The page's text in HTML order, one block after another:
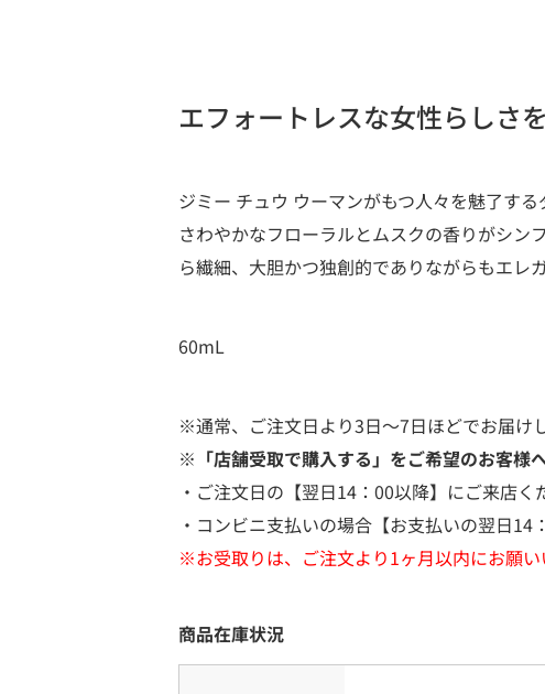
エフォートレスな女性らしさ
ジミー チュウ ウーマンがもつ人々を魅了す
さわやかなフローラルとムスクの香りがシン
ら繊細、大胆かつ独創的でありながらもエレ
60mL
※通常、ご注文日より3日～7日ほどでお届けし
※「店舗受取で購入する」をご希望のお客様
・ご注文日の【翌日14：00以降】にご来店く
・コンビニ支払いの場合【お支払いの翌日14
※お受取りは、ご注文より1ヶ月以内にお願い
商品在庫状況